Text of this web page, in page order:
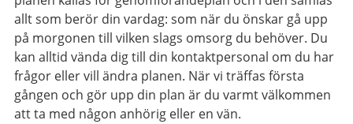
allt som berör din vardag: som när du önskar gå upp
på morgonen till vilken slags omsorg du behöver. Du
kan alltid vända dig till din kontaktpersonal om du har
frågor eller vill ändra planen. När vi träffas första
gången och gör upp din plan är du varmt välkommen
att ta med någon anhörig eller en vän.